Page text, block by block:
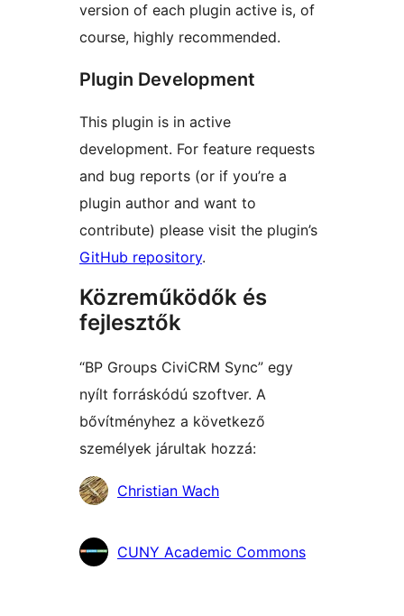
version of each plugin active is, of
course, highly recommended.
Plugin Development
This plugin is in active
development. For feature requests
and bug reports (or if you’re a
plugin author and want to
contribute) please visit the plugin’s
GitHub repository.
Közreműködők és
fejlesztők
“BP Groups CiviCRM Sync” egy
nyílt forráskódú szoftver. A
bővítményhez a következő
személyek járultak hozzá:
Közreműködők
Christian Wach
CUNY Academic Commons